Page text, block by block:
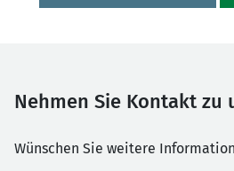
Nehmen Sie Kontakt zu
Wünschen Sie weitere